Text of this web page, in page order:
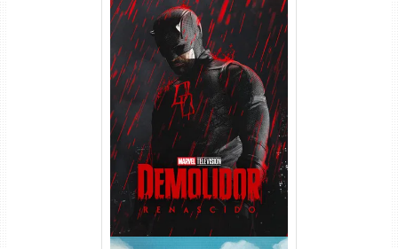
Demolidor: Renascido 2ª
Temporada (2026) WEB-DL
1080p Dual Áudio